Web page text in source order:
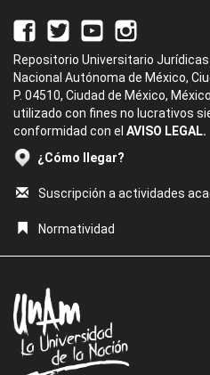
Repositorio Universitario Jurídicas
Nacional Autónoma de México,
P. 04510, Ciudad de México,
utilizado con fines no lucrativos
conformidad con el AVISO LEGAL.
¿Cómo llegar?
Suscripción a actividades
Normatividad